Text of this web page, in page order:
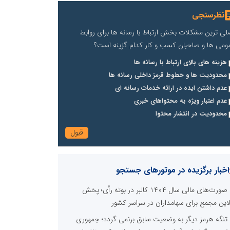
نظرسنجی
ترین مشکلات بخش ارتباط با رسانه ها برای روابط
ها و صاحبان کسب و کار کدام گزینه است؟
هزینه های بالای ارتباط با رسانه ها
محدودیت ها و خطوط قرمز داخلی رسانه ها
عدم داشتن ایده در ارائه خدمات رسانه ای
عدم اعتبار ویژه به محتواهای خبری
محدودیت در انتشار محتوا
اخبار برگزیده در موتورهای جستجو
صورت‌های مالی سال ۱۴۰۴ کالبر در بوته رأی؛ پخش
مجمع برای سهامداران در سراسر کشور
تنگه هرمز دیگر به وضعیت سابق برنمی گردد؛ جمهوری